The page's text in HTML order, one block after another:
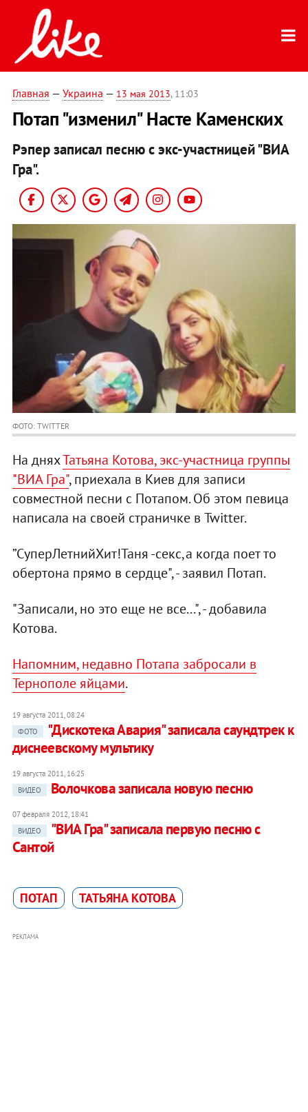
Главная — Украина — 13 мая 2013, 11:03
Потап "изменил" Насте Каменских
Рэпер записал песню с экс-участницей "ВИА
Гра".
ФОТО: TWITTER
На дняхТатьяна Котова, экс-участница группы
"ВИА Гра", приехала в Киев для записи
совместной песни с Потапом. Об этом певица
написала на своей страничке в Twitter.
”СуперЛетнийХит!Таня -секс,а когда поет то
обертона прямо в сердце", - заявил Потап.
"Записали, но это еще не все...", - добавила
Котова.
Напомним, недавно Потапа забросали в
Тернополе яйцами.
19 августа 2011, 08:24
ФОТО
"Дискотека Авария" записала саундтрек к
диснеевскому мультику
19 августа 2011, 16:25
ВИДЕО
Волочкова записала новую песню
07 февраля 2012, 18:41
ВИДЕО
"ВИА Гра" записала первую песню с
Сантой
ПОТАП ТАТЬЯНА КОТОВА
РЕКЛАМА